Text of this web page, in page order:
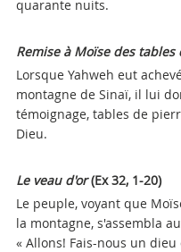
quarante nuits.
Remise à Moïse des tables
Lorsque Yahweh eut
montagne de Sinaï, il lui
témoignage, tables de
Dieu.
Le veau d'or (Ex 32, 1-20)
Le peuple, voyant que
la montagne, s'assembla
« Allons! Fais-nous un